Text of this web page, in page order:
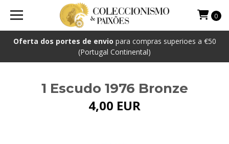
Oferta dos portes de envio para compras superioes a €50
(Portugal Continental)
0
1 Escudo 1976 Bronze
4,00 EUR